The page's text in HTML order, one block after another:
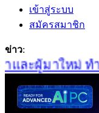
เข้าสู่ระบบ
สมัครสมาชิก
ข่าว:
ละผู้มาใหม่ ทำ